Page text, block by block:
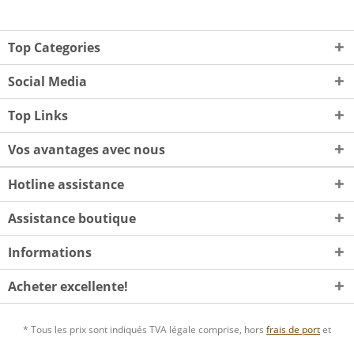
Top Categories
Social Media
Top Links
Vos avantages avec nous
Hotline assistance
Assistance boutique
Informations
Acheter excellente!
* Tous les prix sont indiqués TVA légale comprise, hors frais de portet